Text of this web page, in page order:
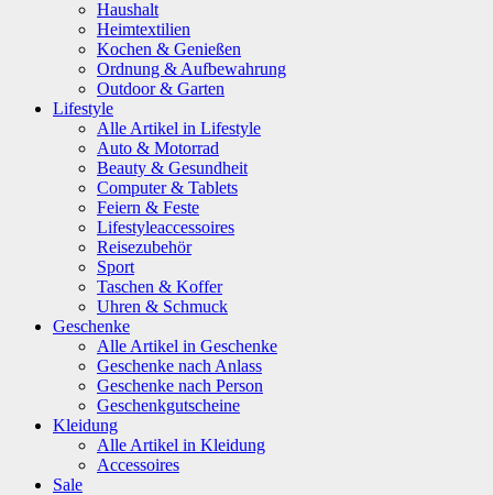
Haushalt
Heimtextilien
Kochen & Genießen
Ordnung & Aufbewahrung
Outdoor & Garten
Lifestyle
Alle Artikel in Lifestyle
Auto & Motorrad
Beauty & Gesundheit
Computer & Tablets
Feiern & Feste
Lifestyleaccessoires
Reisezubehör
Sport
Taschen & Koffer
Uhren & Schmuck
Geschenke
Alle Artikel in Geschenke
Geschenke nach Anlass
Geschenke nach Person
Geschenkgutscheine
Kleidung
Alle Artikel in Kleidung
Accessoires
Sale